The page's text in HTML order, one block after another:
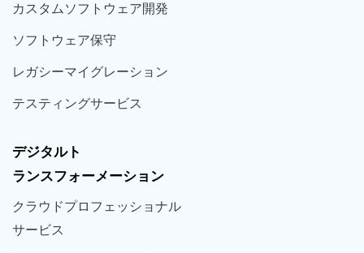
カスタムソフトウェア開発
ソフト ウェア保守
レガシーマイグレーション
テスティングサービス
デジタルト
ランスフォーメーション
クラウドプロフェッショナル
サービス